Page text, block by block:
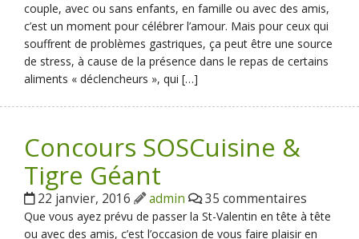
couple, avec ou sans enfants, en famille ou avec des amis,
c’est un moment pour célébrer l’amour. Mais pour ceux qui
souffrent de problèmes gastriques, ça peut être une source
de stress, à cause de la présence dans le repas de certains
aliments « déclencheurs », qui […]
Concours SOSCuisine &
Tigre Géant
22 janvier, 2016 admin 35 commentaires
Que vous ayez prévu de passer la St-Valentin en tête à tête
ou avec des amis, c’est l’occasion de vous faire plaisir en